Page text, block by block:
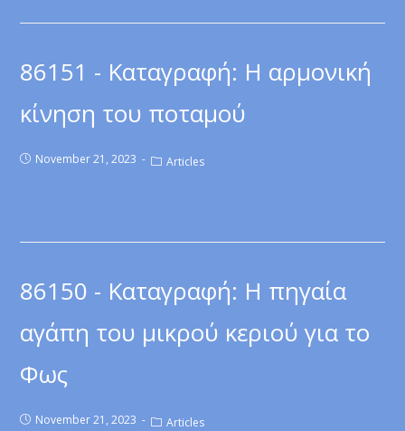
86151 - Καταγραφή: Η αρμονική
κίνηση του ποταμού
November 21, 2023 Articles
86150 - Καταγραφή: Η πηγαία
αγάπη του μικρού κεριού για το
Φως
November 21, 2023 Articles